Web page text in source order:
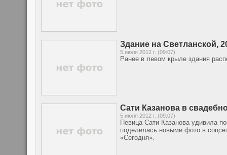
Здание на Светланской,
5 июля 2012 г. (09:07)
Ранее в левом крыле здания
Сати Казанова в
5 июля 2012 г. (09:07)
Певица Сати Казанова удивила
поделилась новыми фото в
«Сегодня».